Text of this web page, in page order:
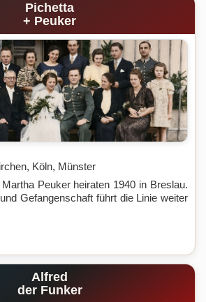
Pichetta
+ Peuker
Köln, Münster
Peuker heiraten 1940 in Breslau.
Gefangenschaft führt die Linie weiter
Alfred
der Funker